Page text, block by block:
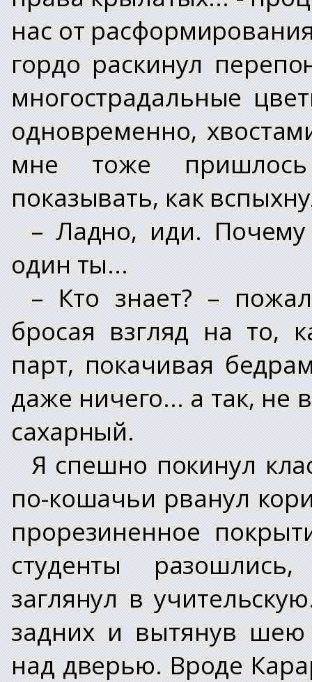
нас от
гордо раскинул
многострадальные
одновременно,
мне тоже
показывать, как
– Ладно, иди.
один ты...
– Кто знает? –
бросая взгляд на то,
парт, покачивая
даже ничего... а так, не
сахарный.
Я спешно покинул
по-кошачьи рванул
прорезиненное
студенты
заглянул в
задних и вытянув
над дверью. Вроде